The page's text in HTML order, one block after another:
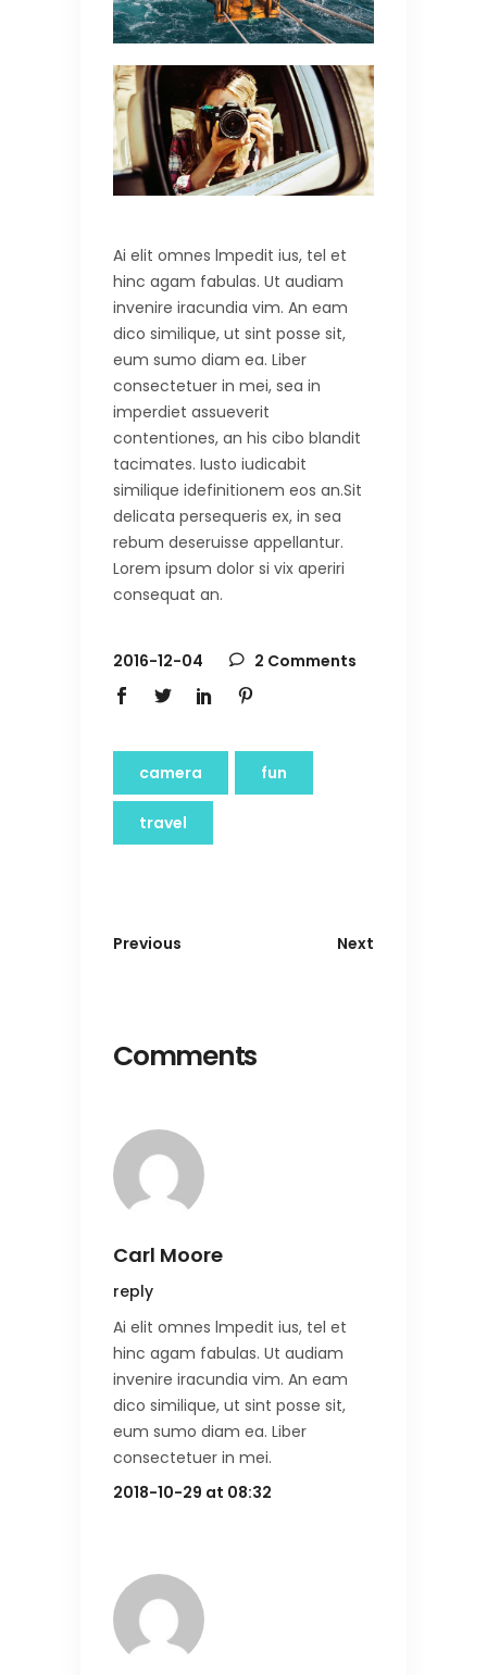
Ai elit omnes lmpedit ius, tel et
hinc agam fabulas. Ut audiam
invenire iracundia vim. An eam
dico similique, ut sint posse sit,
eum sumo diam ea. Liber
consectetuer in mei, sea in
imperdiet assueverit
contentiones, an his cibo blandit
tacimates. Iusto iudicabit
similique idefinitionem eos an.Sit
delicata persequeris ex, in sea
rebum deseruisse appellantur.
Lorem ipsum dolor si vix aperiri
consequat an.
2016-12-04 2 Comments
camera fun
travel
Previous Next
Comments
Carl Moore
reply
Ai elit omnes lmpedit ius, tel et
hinc agam fabulas. Ut audiam
invenire iracundia vim. An eam
dico similique, ut sint posse sit,
eum sumo diam ea. Liber
consectetuer in mei.
2018-10-29 at 08:32